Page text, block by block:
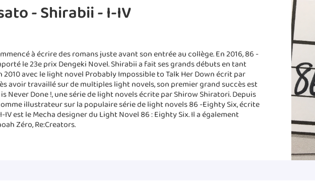
- Shirabii - I-IV
à écrire des romans juste avant son entrée au collège. En 2016, 86 -
le 23e prix Dengeki Novel. Shirabii a fait ses grands débuts en tant
avec le light novel Probably Impossible to Talk Her Down écrit par
avoir travaillé sur de multiples light novels, son premier grand succès est
Never Done !, une série de light novels écrite par Shirow Shiratori. Depuis
illustrateur sur la populaire série de light novels 86 -Eighty Six, écrite
IV est le Mecha designer du Light Novel 86 : Eighty Six. Il a également
Zéro, Re:Creators.